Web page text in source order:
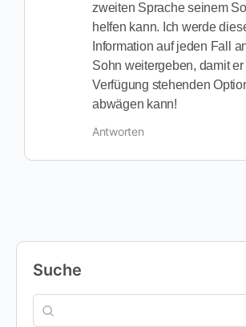
zweiten Sprache seinem
helfen kann. Ich werde
Information auf jeden Fall
Sohn weitergeben, damit
Verfügung stehenden
abwägen kann!
Antworten
Suche